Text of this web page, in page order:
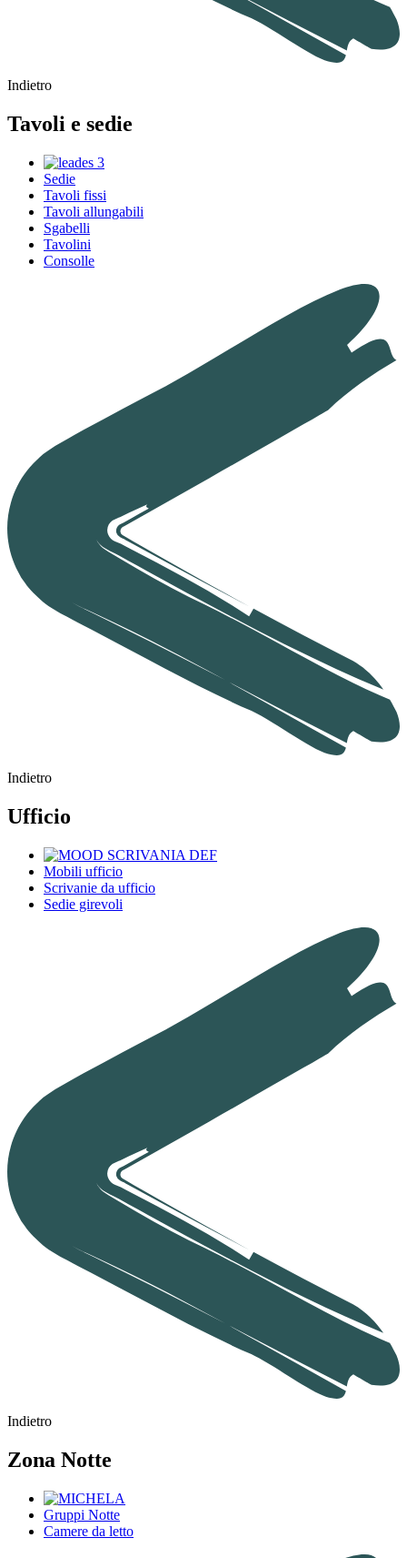
Indietro
Tavoli e sedie
Sedie
Tavoli fissi
Tavoli allungabili
Sgabelli
Tavolini
Consolle
Indietro
Ufficio
Mobili ufficio
Scrivanie da ufficio
Sedie girevoli
Indietro
Zona Notte
Gruppi Notte
Camere da letto